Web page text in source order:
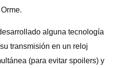
alguna tecnología
transmisión en un reloj
(para evitar spoilers) y